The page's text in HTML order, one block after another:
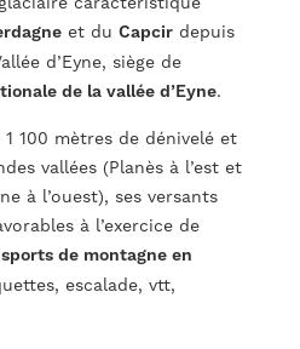
et du Capcirdepuis
d’Eyne, siège de
de la vallée d’Eyne.
1 100 mètres de dénivelé et
vallées (Planès à l’est et
à l’ouest), ses versants
à l’exercice de
sports de montagne en
escalade, vtt,